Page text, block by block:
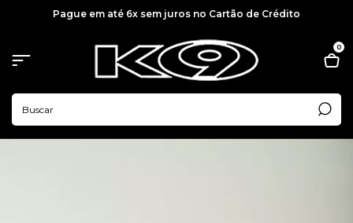
Pague em até 6x sem juros no Cartão de Crédito
0